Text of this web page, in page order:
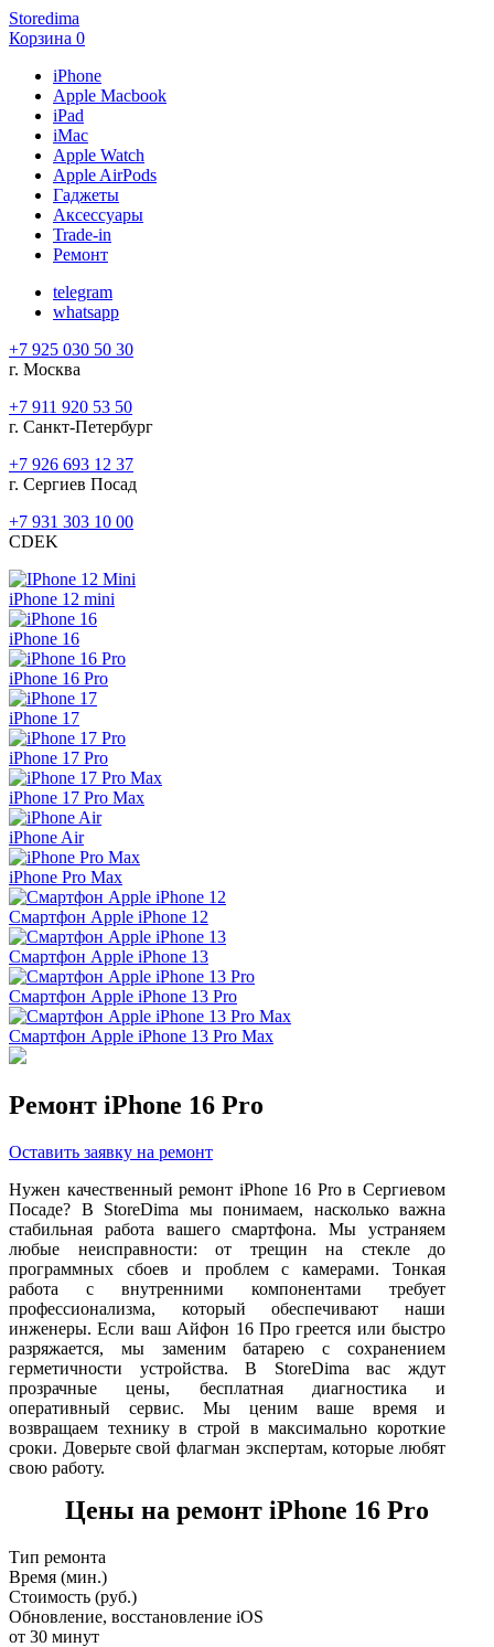
Storedima
Корзина 0
iPhone
Apple Macbook
iPad
iMac
Apple Watch
Apple AirPods
Гаджеты
Аксессуары
Trade-in
Ремонт
telegram
whatsapp
+7 925 030 50 30
г. Москва
+7 911 920 53 50
г. Санкт-Петербург
+7 926 693 12 37
г. Сергиев Посад
+7 931 303 10 00
CDEK
iPhone 12 mini
iPhone 16
iPhone 16 Pro
iPhone 17
iPhone 17 Pro
iPhone 17 Pro Max
iPhone Air
iPhone Pro Max
Смартфон Apple iPhone 12
Смартфон Apple iPhone 13
Смартфон Apple iPhone 13 Pro
Смартфон Apple iPhone 13 Pro Max
Ремонт iPhone 16 Pro
Оставить заявку на ремонт
Нужен качественный ремонт iPhone 16 Pro в Сергиевом
Посаде? В StoreDima мы понимаем, насколько важна
стабильная работа вашего смартфона. Мы устраняем
любые неисправности: от трещин на стекле до
программных сбоев и проблем с камерами. Тонкая
работа с внутренними компонентами требует
профессионализма, который обеспечивают наши
инженеры. Если ваш Айфон 16 Про греется или быстро
разряжается, мы заменим батарею с сохранением
герметичности устройства. В StoreDima вас ждут
прозрачные цены, бесплатная диагностика и
оперативный сервис. Мы ценим ваше время и
возвращаем технику в строй в максимально короткие
сроки. Доверьте свой флагман экспертам, которые любят
свою работу.
Цены на ремонт iPhone 16 Pro
Тип ремонта
Время (мин.)
Стоимость (руб.)
Обновление, восстановление iOS
от 30 минут